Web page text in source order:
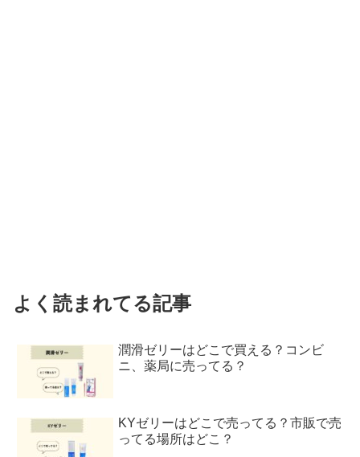
よく読まれてる記事
潤滑ゼリーはどこで買える？コンビ
ニ、薬局に売ってる？
KYゼリーはどこで売ってる？市販で売
ってる場所はどこ？